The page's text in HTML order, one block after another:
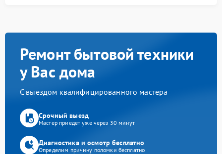
Ремонт бытовой техники
у Вас дома
С выездом квалифицированного мастера
Срочный выезд
Мастер приедет уже через 30 минут
Диагностика и осмотр бесплатно
Определим причину поломки бесплатно